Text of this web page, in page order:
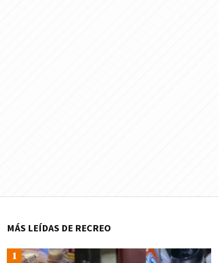
MÁS LEÍDAS DE RECREO